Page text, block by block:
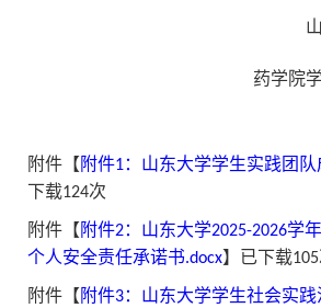
药学院
附件【 附件1：山东大学学生实践团队
下载124次
附件【 附件2：山东大学2025-2026学
个人安全责任承诺书.docx】已下载105
附件【 附件3：山东大学学生社会实